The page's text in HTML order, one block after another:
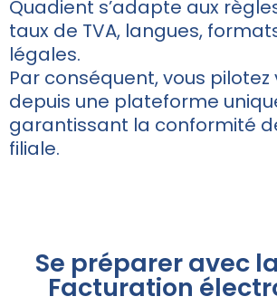
Quadient s’adapte aux
taux de TVA, langues,
légales.
Par conséquent, vous
depuis une plateforme
garantissant la conformité
filiale.
Se préparer avec
Facturation